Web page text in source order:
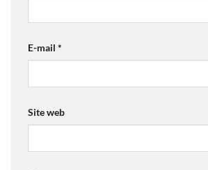
E-mail *
Site web